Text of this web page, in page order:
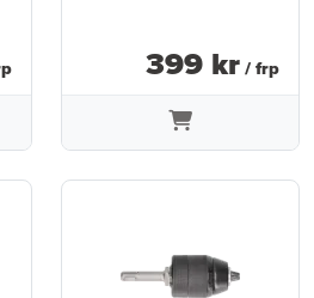
399 kr / frp